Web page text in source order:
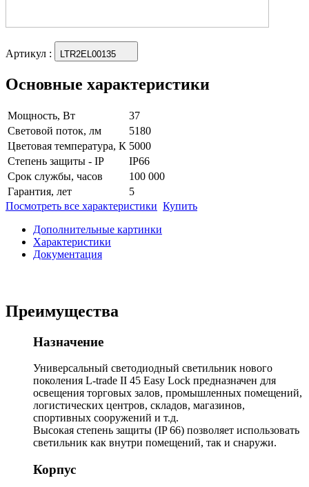
Артикул : LTR2EL00135
Основные характеристики
Мощность, Вт
37
Световой поток, лм
5180
Цветовая температура, К 5000
Степень защиты - IP
IP66
Срок службы, часов
100 000
Гарантия, лет
5
Посмотреть все характеристики Купить
Дополнительные картинки
Характеристики
Документация
Преимущества
Назначение
Универсальный светодиодный светильник нового
поколения L-trade II 45 Easy Lock предназначен для
освещения торговых залов, промышленных помещений,
логистических центров, складов, магазинов,
спортивных сооружений и т.д.
Высокая степень защиты (IP 66) позволяет использовать
светильник как внутри помещений, так и снаружи.
Корпус